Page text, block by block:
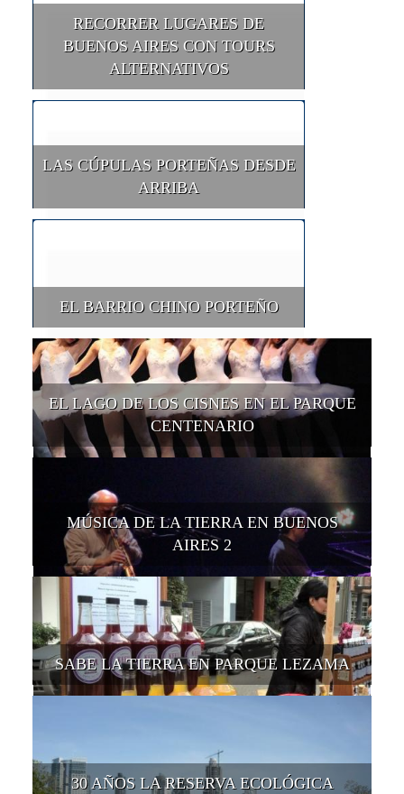
RECORRER LUGARES DE
BUENOS AIRES CON TOURS
ALTERNATIVOS
LAS CÚPULAS PORTEÑAS DESDE
ARRIBA
EL BARRIO CHINO PORTEÑO
EL LAGO DE LOS CISNES EN EL PARQUE
CENTENARIO
MÚSICA DE LA TIERRA EN BUENOS
AIRES 2
SABE LA TIERRA EN PARQUE LEZAMA
30 AÑOS LA RESERVA ECOLÓGICA